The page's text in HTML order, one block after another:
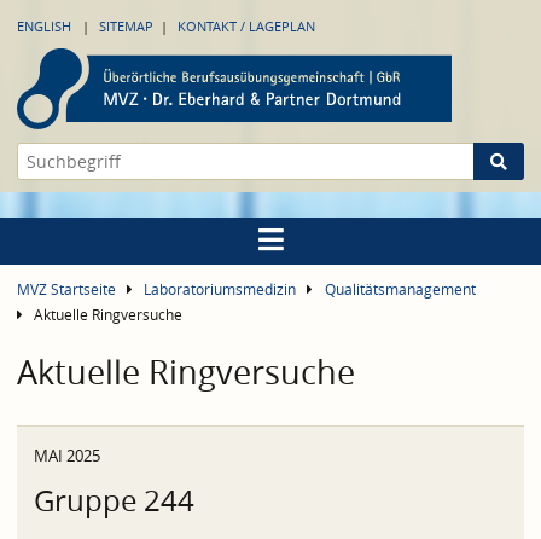
ENGLISH SITEMAP KONTAKT / LAGEPLAN
MVZ Startseite Laboratoriumsmedizin
Qualitätsmanagement
Aktuelle Ringversuche
Aktuelle Ringversuche
MAI 2025
Gruppe 244